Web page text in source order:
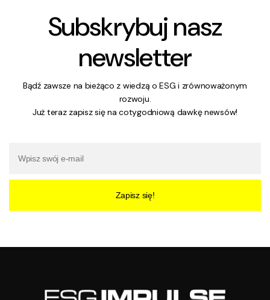
Subskrybuj nasz
newsletter
Bądź zawsze na bieżąco z wiedzą o ESG i zrównoważonym
rozwoju.
Już teraz zapisz się na cotygodniową dawkę newsów!
Zapisz się!